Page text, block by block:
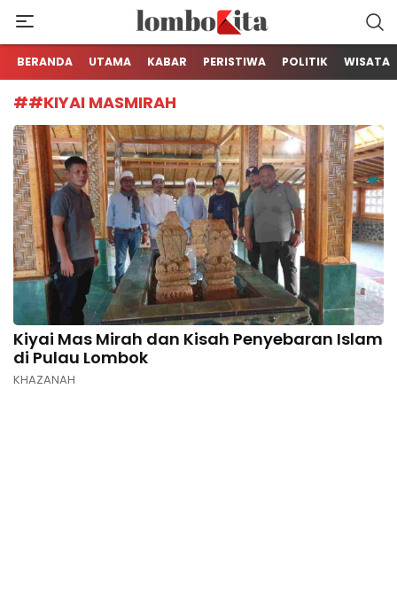
LOMBOKita
Media Berita Online dari Lombok
BERANDA UTAMA KABAR PERISTIWA POLITIK WISATA
##KIYAI MASMIRAH
Kiyai Mas Mirah dan Kisah Penyebaran Islam
di Pulau Lombok
KHAZANAH